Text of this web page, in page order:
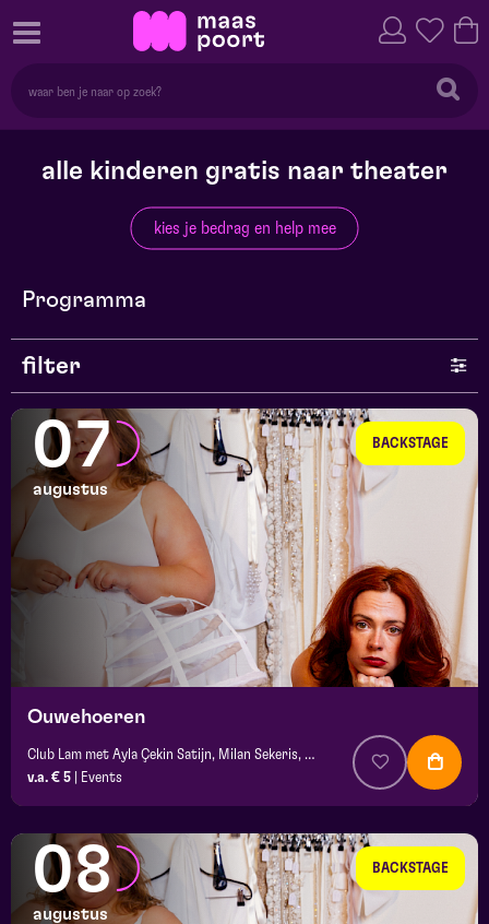
alle kinderen gratis naar theater
kies je bedrag en help mee
Programma
filter
genre
series en selecties
BACKSTAGE
07
augustus
Ouwehoeren
Club Lam met Ayla Çekin Satijn, Milan Sekeris, e.a.
v.a. € 5
Events
BACKSTAGE
08
augustus